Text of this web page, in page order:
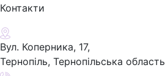
Контакти
Вул. Коперника, 17,
Тернопіль, Тернопільська область